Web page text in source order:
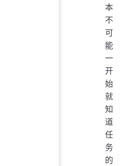
本
不
可
能
一
开
始
就
知
道
任
务
的